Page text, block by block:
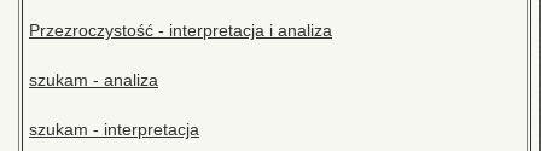
Przezroczystość - interpretacja i analiza
szukam - analiza
szukam - interpretacja